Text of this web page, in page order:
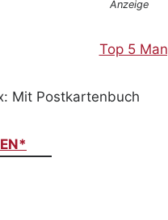
Anzeige
Mit Postkartenbuch